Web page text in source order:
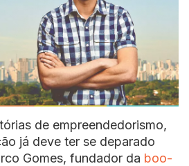
de empreendedorismo,
já deve ter se deparado
Gomes, fundador da boo-